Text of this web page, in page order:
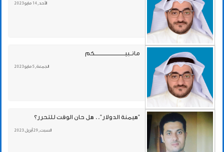
الأحد , 14 مايو 2023
مانــبيــــــــــــــــــــــــــــــكم
الجمعة , 5 مايو 2023
"هيمنة الدولار".. هل حان الوقت للتحرر؟
السبت , 29 أبريل 2023